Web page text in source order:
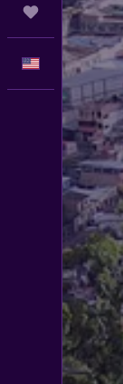
Trips
Español